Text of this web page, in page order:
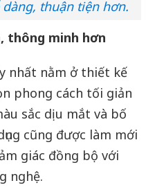
dàng, thuận tiện hơn.
thông minh hơn
nhất nằm ở thiết kế
phong cách tối giản
sắc dịu mắt và bố
cũng được làm mới
giác đồng bộ với
nghệ.